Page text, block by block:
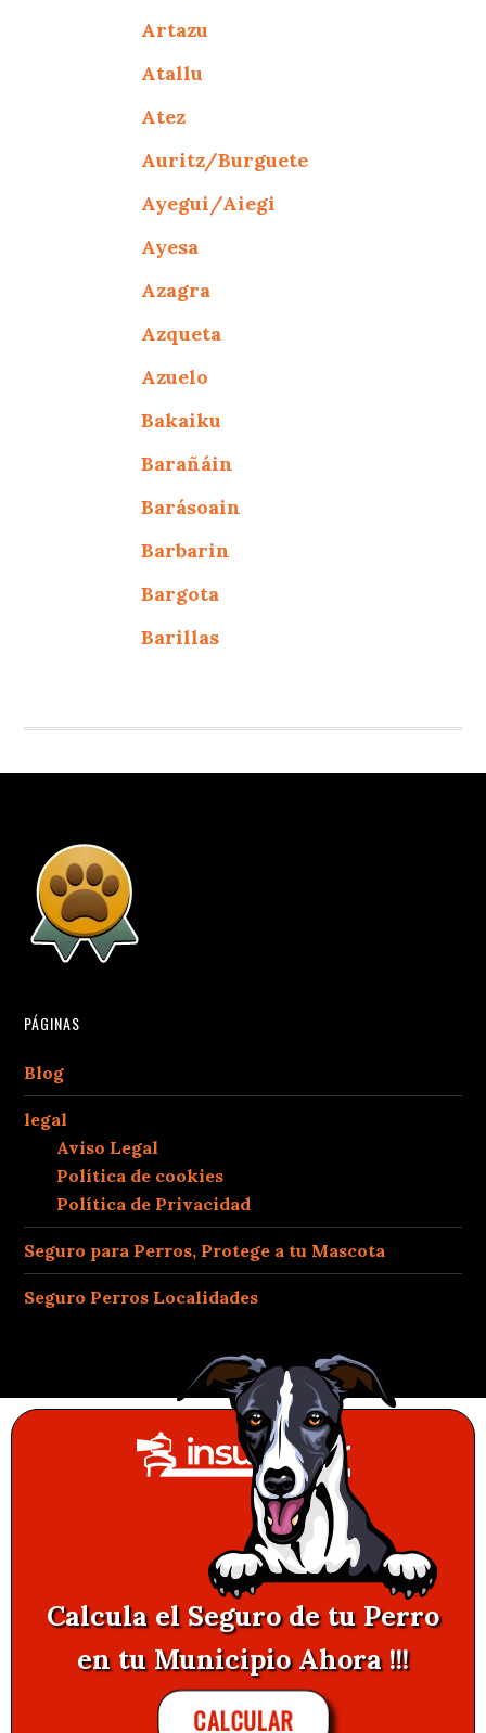
Artazu
Atallu
Atez
Auritz/Burguete
Ayegui/Aiegi
Ayesa
Azagra
Azqueta
Azuelo
Bakaiku
Barañáin
Barásoain
Barbarin
Bargota
Barillas
PÁGINAS
Blog
legal
Aviso Legal
Política de cookies
Política de Privacidad
Seguro para Perros, Protege a tu Mascota
Seguro Perros Localidades
Calcula el Seguro de tu Perro
en tu Municipio Ahora !!!
CALCULAR